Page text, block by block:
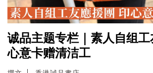
诚品主题专栏｜素人自组
心意卡赠清洁工